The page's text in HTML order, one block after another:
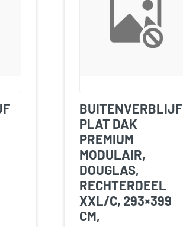
BUITENVERBLIJF
PLAT DAK
PREMIUM
MODULAIR,
DOUGLAS,
RECHTERDEEL
XXL/C, 293×399
CM,